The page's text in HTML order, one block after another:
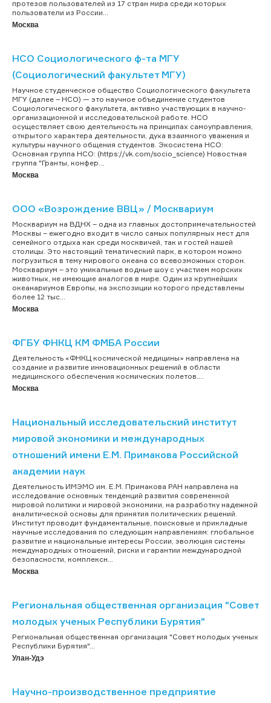
протезов пользователей из 17 стран мира среди которых
пользователи из России...
Москва
НСО Социологического ф-та МГУ
(Социологический факультет МГУ)
Научное студенческое общество Социологического факультета
МГУ (далее – НСО) — это научное объединение студентов
Социологического факультета, активно участвующих в научно-
организационной и исследовательской работе. НСО
осуществляет свою деятельность на принципах самоуправления,
открытого характера деятельности, духа взаимного уважения и
культуры научного общения студентов. Экосистема НСО:
Основная группа НСО: (https://vk.com/socio_science) Новостная
группа "Гранты, конфер...
Москва
ООО «Возрождение ВВЦ» / Москвариум
Москвариум на ВДНХ – одна из главных достопримечательностей
Москвы – ежегодно входит в число самых популярных мест для
семейного отдыха как среди москвичей, так и гостей нашей
столицы. Это настоящий тематический парк, в котором можно
погрузиться в тему мирового океана со всевозможных сторон.
Москвариум – это уникальные водные шоу с участием морских
животных, не имеющие аналогов в мире. Один из крупнейших
океанариумов Европы, на экспозиции которого представлены
более 12 тыс...
Москва
ФГБУ ФНКЦ КМ ФМБА России
Деятельность «ФНКЦ космической медицины» направлена на
создание и развитие инновационных решений в области
медицинского обеспечения космических полетов....
Москва
Национальный исследовательский институт
мировой экономики и международных
отношений имени Е.М. Примакова Российской
академии наук
Деятельность ИМЭМО им. Е.М. Примакова РАН направлена на
исследование основных тенденций развития современной
мировой политики и мировой экономики, на разработку надежной
аналитической основы для принятия политических решений.
Институт проводит фундаментальные, поисковые и прикладные
научные исследования по следующим направлениям: глобальное
развитие и национальные интересы России, эволюция системы
международных отношений, риски и гарантии международной
безопасности, комплексн...
Москва
Региональная общественная организация "Совет
молодых ученых Республики Бурятия"
Региональная общественная организация "Совет молодых ученых
Республики Бурятия"...
Улан-Удэ
Научно-производственное предприятие